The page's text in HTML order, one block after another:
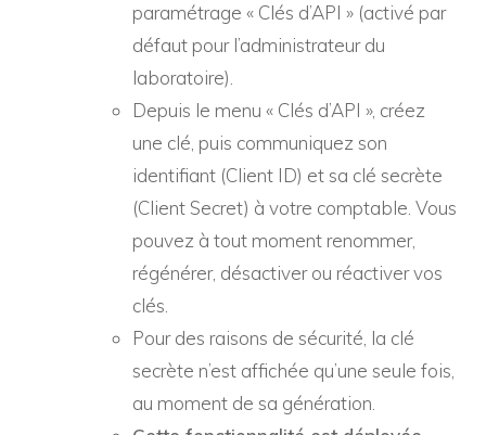
paramétrage « Clés d’API » (activé par
défaut pour l’administrateur du
laboratoire).
Depuis le menu « Clés d’API », créez
une clé, puis communiquez son
identifiant (Client ID) et sa clé secrète
(Client Secret) à votre comptable. Vous
pouvez à tout moment renommer,
régénérer, désactiver ou réactiver vos
clés.
Pour des raisons de sécurité, la clé
secrète n’est affichée qu’une seule fois,
au moment de sa génération.